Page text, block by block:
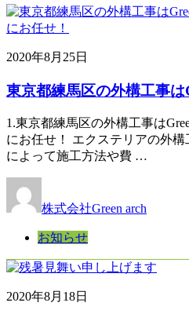
2020年8月25日
東京都練馬区の外構工事は
1.東京都練馬区の外構工事は
にお任せ！ エクステリアの外
によって施工方法や費 …
株式会社Green arch
お知らせ
2020年8月18日